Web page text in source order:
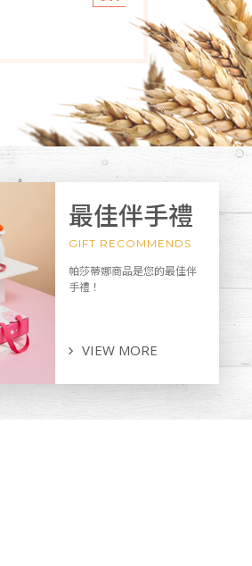
最佳伴手禮
GIFT RECOMMENDS
帕莎蒂娜商品是您的最佳伴
手禮！
VIEW MORE